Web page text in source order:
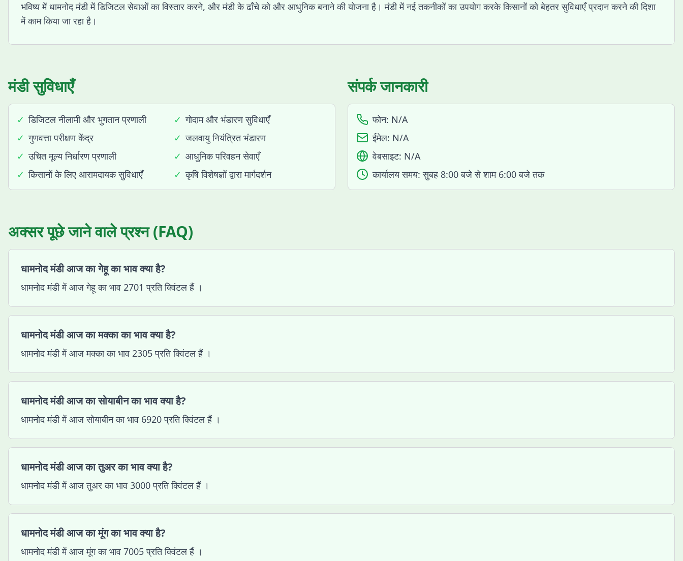
भविष्य में धामनोद मंडी में डिजिटल सेवाओं का विस्तार करने, और मंडी के ढाँचे को और आधुनिक बनाने की योजना है। मंडी में नई तकनीकों का उपयोग करके किसानों को बेहतर सुविधाएँ प्रदान करने की दिशा
में काम किया जा रहा है।
मंडी सुविधाएँ
✓ डिजिटल नीलामी और भुगतान प्रणाली ✓ गोदाम और भंडारण सुविधाएँ
✓ गुणवत्ता परीक्षण केंद्र ✓ जलवायु नियंत्रित भंडारण
✓ उचित मूल्य निर्धारण प्रणाली ✓ आधुनिक परिवहन सेवाएँ
✓ किसानों के लिए आरामदायक सुविधाएँ ✓ कृषि विशेषज्ञों द्वारा मार्गदर्शन
संपर्क जानकारी
फोन: N/A
ईमेल: N/A
वेबसाइट: N/A
कार्यालय समय:सुबह 8:00 बजे से शाम 6:00 बजे तक
अक्सर पूछे जाने वाले प्रश्न (FAQ)
धामनोद मंडी आज का गेहू का भाव क्या है?
धामनोद मंडी में आज गेहू का भाव 2701 प्रति क्विंटल हैं ।
धामनोद मंडी आज का मक्का का भाव क्या है?
धामनोद मंडी में आज मक्का का भाव 2305 प्रति क्विंटल हैं ।
धामनोद मंडी आज का सोयाबीन का भाव क्या है?
धामनोद मंडी में आज सोयाबीन का भाव 6920 प्रति क्विंटल हैं ।
धामनोद मंडी आज का तुअर का भाव क्या है?
धामनोद मंडी में आज तुअर का भाव 3000 प्रति क्विंटल हैं ।
धामनोद मंडी आज का मूंग का भाव क्या है?
धामनोद मंडी में आज मूंग का भाव 7005 प्रति क्विंटल हैं ।